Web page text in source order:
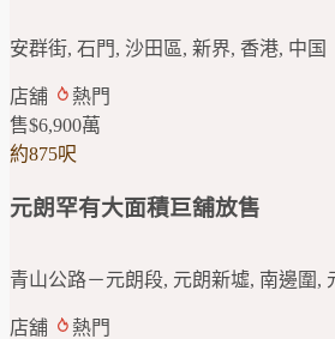
安群街, 石門, 沙田區, 新界, 香港, 中国
店舖
熱門
售$6,900萬
約875呎
元朗罕有大面積巨舖放售
青山公路－元朗段, 元朗新墟, 南邊圍,
店舖
熱門